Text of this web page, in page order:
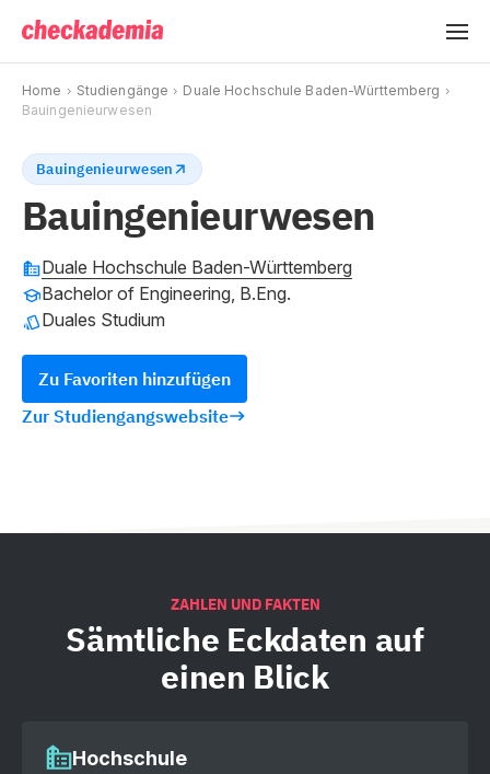
Home Studiengänge
Duale Hochschule Baden-Württemberg
Bauingenieurwesen
Bauingenieurwesen
Bauingenieurwesen
Duale Hochschule Baden-Württemberg
Bachelor of Engineering, B.Eng.
Duales Studium
Zu Favoriten hinzufügen
Zur Studiengangswebsite
ZAHLEN UND FAKTEN
Sämtliche Eckdaten auf
einen Blick
Hochschule